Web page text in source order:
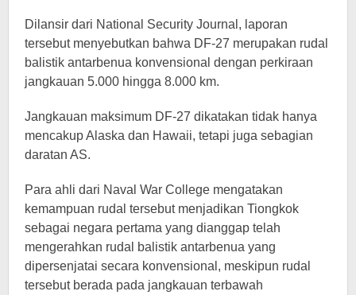
Dilansir dari National Security Journal, laporan
tersebut menyebutkan bahwa DF-27 merupakan rudal
balistik antarbenua konvensional dengan perkiraan
jangkauan 5.000 hingga 8.000 km.
Jangkauan maksimum DF-27 dikatakan tidak hanya
mencakup Alaska dan Hawaii, tetapi juga sebagian
daratan AS.
Para ahli dari Naval War College mengatakan
kemampuan rudal tersebut menjadikan Tiongkok
sebagai negara pertama yang dianggap telah
mengerahkan rudal balistik antarbenua yang
dipersenjatai secara konvensional, meskipun rudal
tersebut berada pada jangkauan terbawah